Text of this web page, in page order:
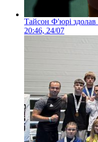
Тайсон Ф'юрі здолав
20:46, 24/07